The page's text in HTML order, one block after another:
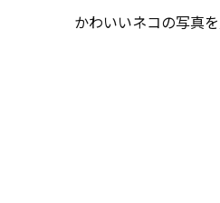
かわいいネコの写真